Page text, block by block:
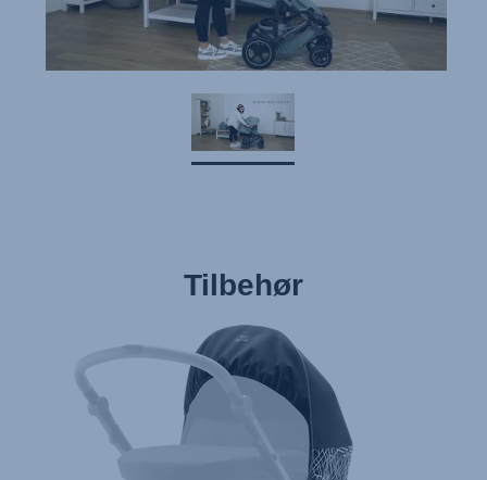
Pokyny k použití (Čeština)
Brugerinstruktioner (Dansk)
Gebruiksinstructies (Nederlands)
Kasutusjuhend (Eesti keel)
Lietošanas instrukcija (Latviešu valoda)
Naudojimo instrukcija (Lietuvių kalba)
Monteringsanvisning (Norsk)
Instrucţiuni de utilizare (Limba română)
Uputstvo za korišcenje (Srpski)
Navodila za uporabo (Slovenščina)
Tilbehør